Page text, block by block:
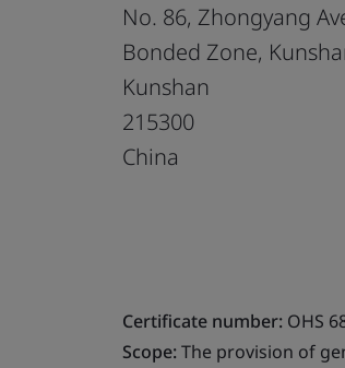
No. 86, Zhongyang
Bonded Zone,
Kunshan
215300
China
Certificate number: OHS
Scope:The provision of